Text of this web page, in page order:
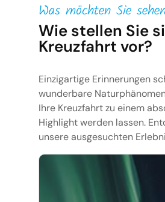
Was möchten Sie
Wie stellen Sie
Kreuzfahrt vor?
Einzigartige Erinnerungen
wunderbare
Ihre Kreuzfahrt zu einem
Highlight werden lassen.
unsere ausgesuchten